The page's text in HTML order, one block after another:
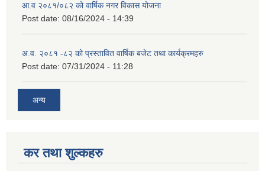
आ.व २०८१/०८२ को वार्षिक नगर विकास योजना
Post date: 08/16/2024 - 14:39
अ.व. २०८१ -८२ को प्रस्तावित वार्षिक बजेट तथा कार्यक्रमहरु
Post date: 07/31/2024 - 11:28
अन्य
कर तथा शुल्कहरु